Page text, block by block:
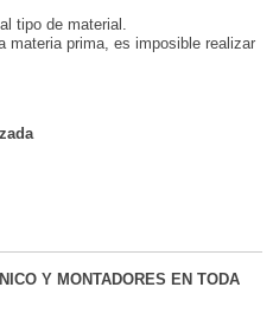
tipo de material.
materia prima, es imposible realizar
Y MONTADORES EN TODA